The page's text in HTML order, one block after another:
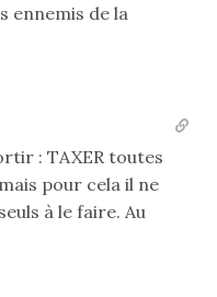
ennemis de la
: TAXER toutes
pour cela il ne
à le faire. Au